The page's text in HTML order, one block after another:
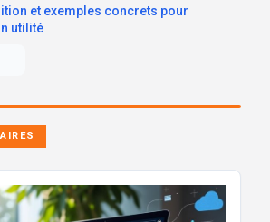
et exemples concrets pour
utilité